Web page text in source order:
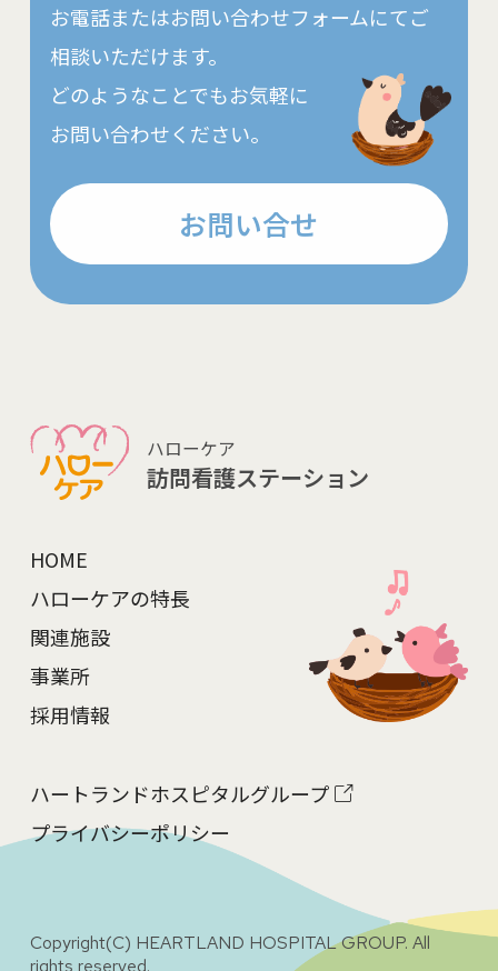
お電話またはお問い合わせフォームにてご
相談いただけます。
どのようなことでもお気軽に
お問い合わせください。
お問い合せ
ハローケア
訪問看護ステーション
HOME
ハローケアの特長
関連施設
事業所
採用情報
ハートランドホスピタルグループ
プライバシーポリシー
Copyright(C) HEARTLAND HOSPITAL GROUP. All
rights reserved.